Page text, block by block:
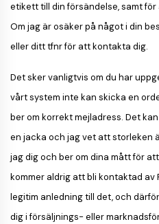
etikett till din försändelse, samt
Om jag är osäker på något i din
eller ditt tfnr för att kontakta dig.
Det sker vanligtvis om du har
vårt system inte kan skicka en
ber om korrekt mejladress. Det
en jacka och jag vet att storleken
jag dig och ber om dina mått för
kommer aldrig att bli kontaktad av
legitim anledning till det, och
dig i försäljnings- eller